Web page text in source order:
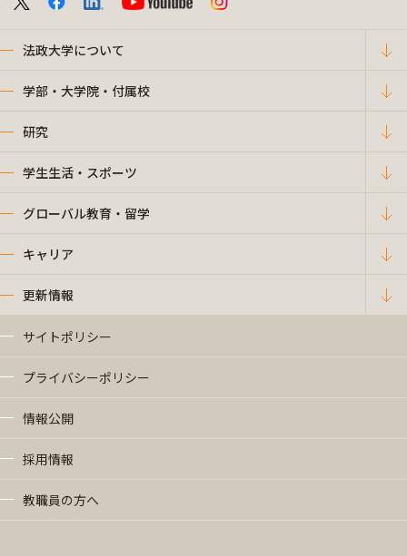
法政大学について
学部・大学院・付属校
研究
学生生活・スポーツ
グローバル教育・留学
キャリア
更新情報
サイトポリシー
プライバシーポリシー
情報公開
採用情報
教職員の方へ